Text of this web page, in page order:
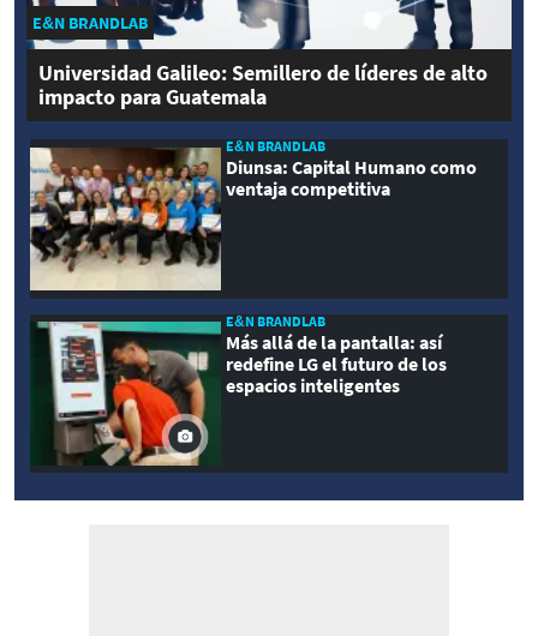
E&N BRANDLAB
Universidad Galileo: Semillero de líderes de alto
impacto para Guatemala
E&N BRANDLAB
Diunsa: Capital Humano como
ventaja competitiva
E&N BRANDLAB
Más allá de la pantalla: así
redefine LG el futuro de los
espacios inteligentes